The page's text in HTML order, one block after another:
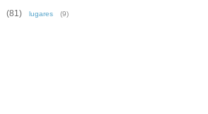
(81) lugares (9)